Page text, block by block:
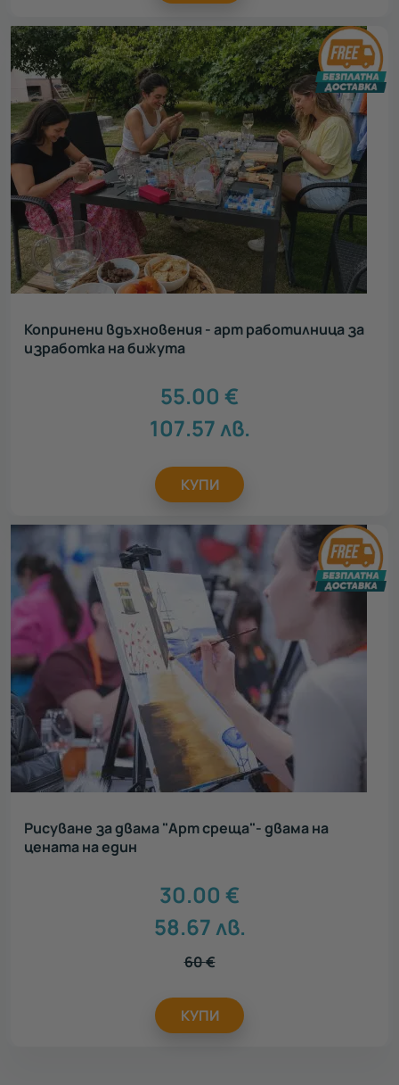
Копринени вдъхновения - арт работилница за
изработка на бижута
55.00 €
107.57лв.
КУПИ
Рисуване за двама "Арт среща"- двама на
цената на един
30.00 €
58.67лв.
60€
КУПИ